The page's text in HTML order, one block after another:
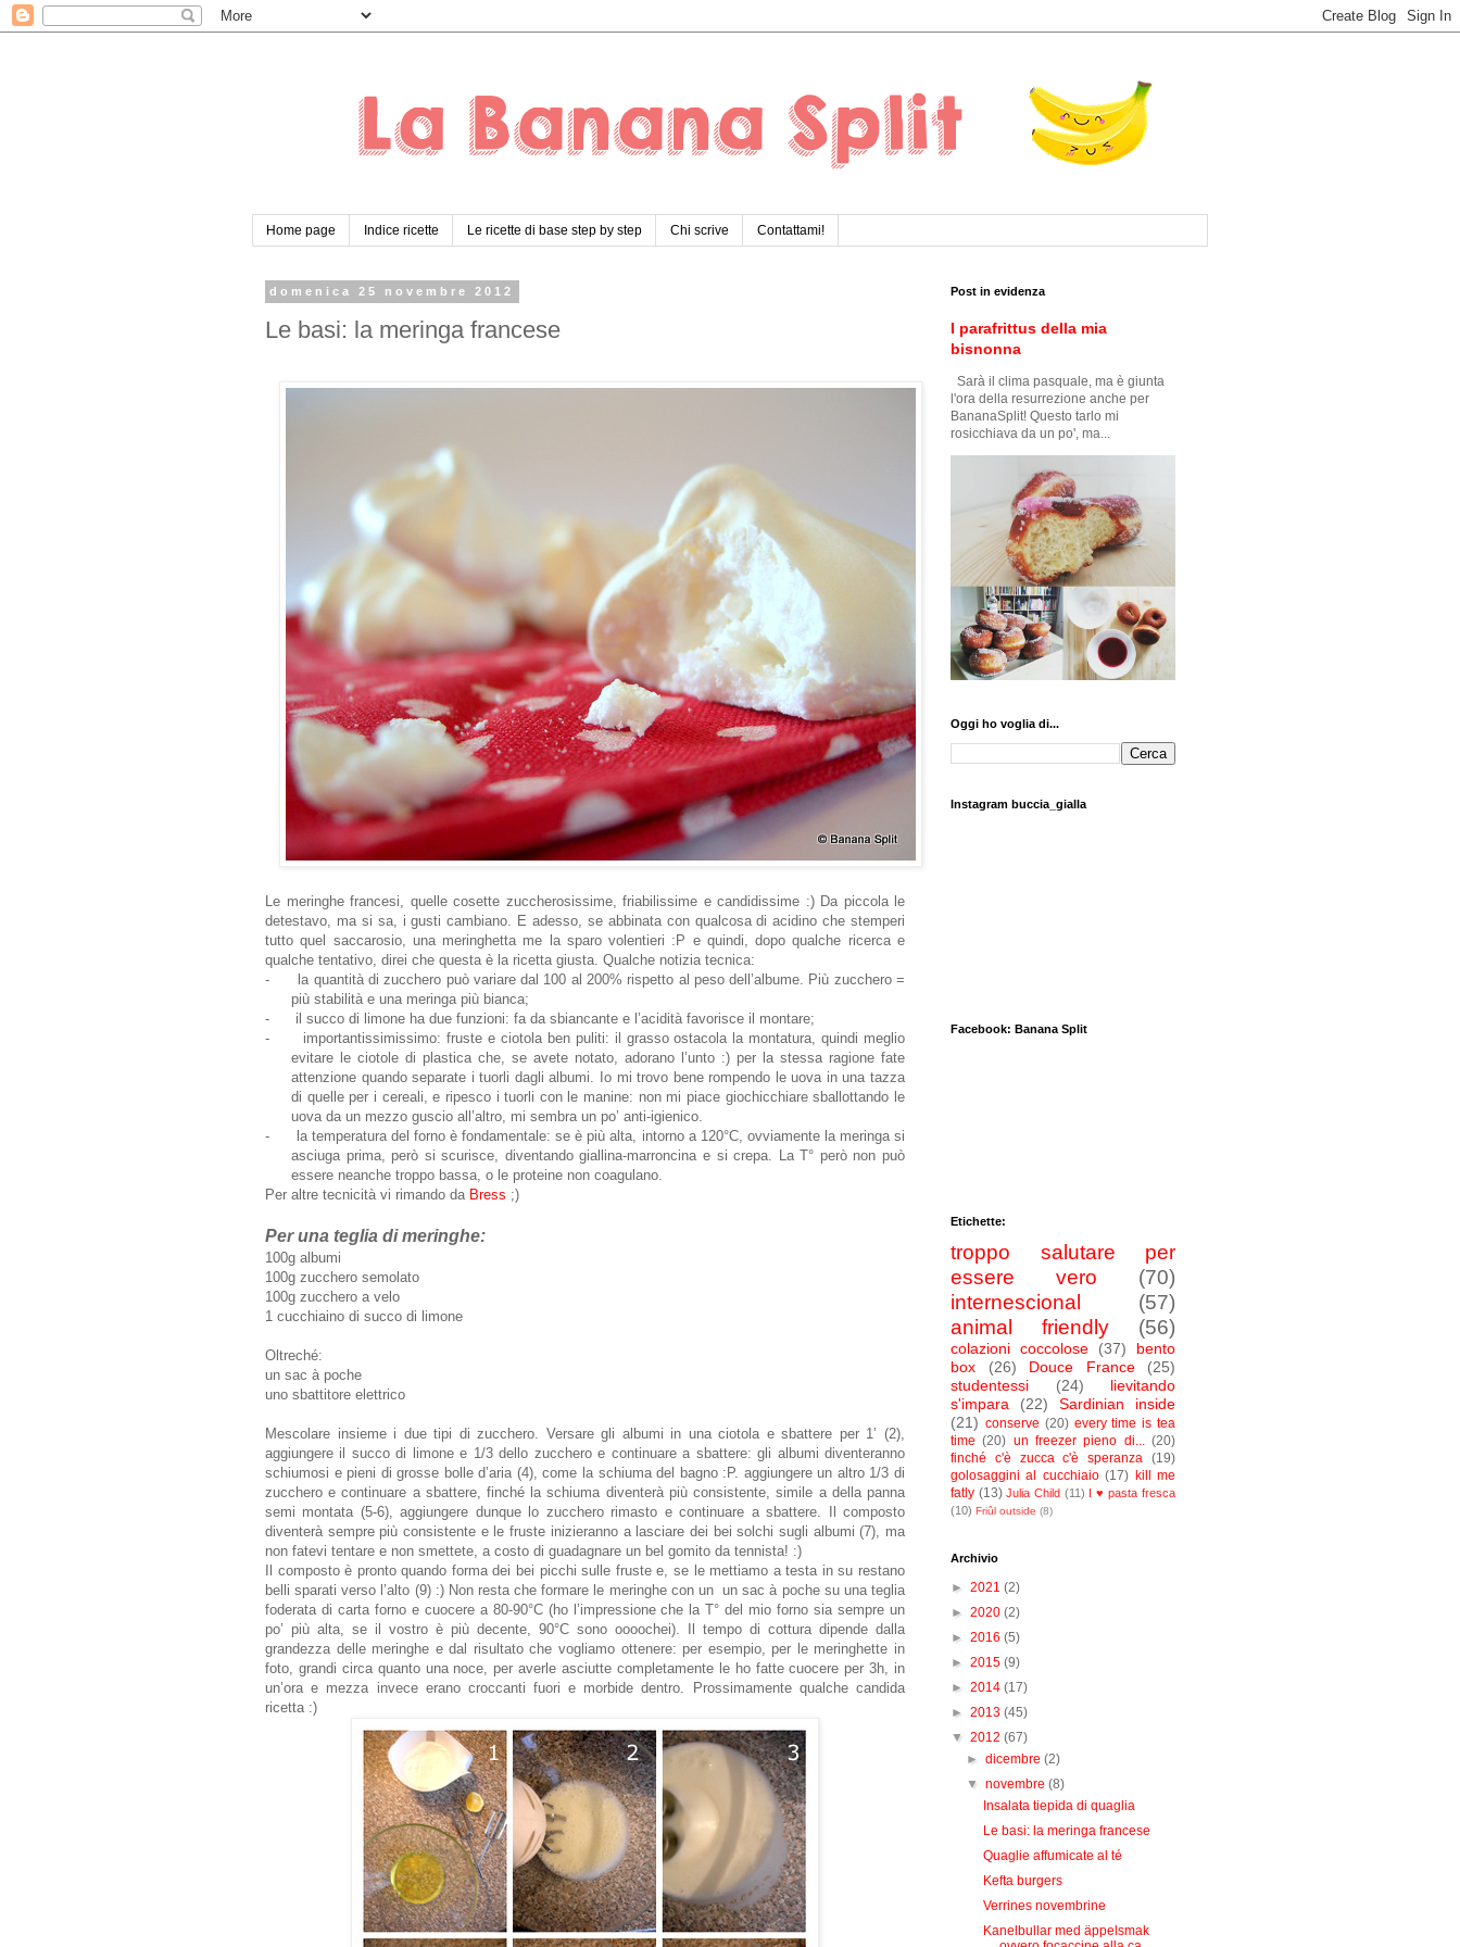
Home page Indice ricette Le ricette di base step by step Chi scrive Contattami!
domenica 25 novembre 2012
Le basi: la meringa francese
Le meringhe francesi, quelle cosette zuccherosissime, friabilissime e candidissime :) Da piccola le
detestavo, ma si sa, i gusti cambiano. E adesso, se abbinata con qualcosa di acidino che stemperi
tutto quel saccarosio, una meringhetta me la sparo volentieri :P e quindi, dopo qualche ricerca e
qualche tentativo, direi che questa è la ricetta giusta. Qualche notizia tecnica:
-
la quantità di zucchero può variare dal 100 al 200% rispetto al peso dell’albume. Più zucchero =
più stabilità e una meringa più bianca;
-
il succo di limone ha due funzioni: fa da sbiancante e l’acidità favorisce il montare;
-
importantissimissimo: fruste e ciotola ben puliti: il grasso ostacola la montatura, quindi meglio
evitare le ciotole di plastica che, se avete notato, adorano l’unto :) per la stessa ragione fate
attenzione quando separate i tuorli dagli albumi. Io mi trovo bene rompendo le uova in una tazza
di quelle per i cereali, e ripesco i tuorli con le manine: non mi piace giochicchiare sballottando le
uova da un mezzo guscio all’altro, mi sembra un po’ anti-igienico.
-
la temperatura del forno è fondamentale: se è più alta, intorno a 120°C, ovviamente la meringa si
asciuga prima, però si scurisce, diventando giallina-marroncina e si crepa. La T° però non può
essere neanche troppo bassa, o le proteine non coagulano.
Per altre tecnicità vi rimando da Bress ;)
Per una teglia di meringhe:
100g albumi
100g zucchero semolato
100g zucchero a velo
1 cucchiaino di succo di limone
Oltreché:
un sac à poche
uno sbattitore elettrico
Mescolare insieme i due tipi di zucchero. Versare gli albumi in una ciotola e sbattere per 1’ (2),
aggiungere il succo di limone e 1/3 dello zucchero e continuare a sbattere: gli albumi diventeranno
schiumosi e pieni di grosse bolle d’aria (4), come la schiuma del bagno :P. aggiungere un altro 1/3 di
zucchero e continuare a sbattere, finché la schiuma diventerà più consistente, simile a della panna
semi montata (5-6), aggiungere dunque lo zucchero rimasto e continuare a sbattere. Il composto
diventerà sempre più consistente e le fruste inizieranno a lasciare dei bei solchi sugli albumi (7), ma
non fatevi tentare e non smettete, a costo di guadagnare un bel gomito da tennista! :)
Il composto è pronto quando forma dei bei picchi sulle fruste e, se le mettiamo a testa in su restano
belli sparati verso l’alto (9) :) Non resta che formare le meringhe con un un sac à pochesu una teglia
foderata di carta forno e cuocere a 80-90°C (ho l’impressione che la T° del mio forno sia sempre un
po’ più alta, se il vostro è più decente, 90°C sono oooochei). Il tempo di cottura dipende dalla
grandezza delle meringhe e dal risultato che vogliamo ottenere: per esempio, per le meringhette in
foto, grandi circa quanto una noce, per averle asciutte completamente le ho fatte cuocere per 3h, in
un’ora e mezza invece erano croccanti fuori e morbide dentro. Prossimamente qualche candida
ricetta :)
Post in evidenza
I parafrittus della mia
bisnonna
Sarà il clima pasquale, ma è giunta
l'ora della resurrezione anche per
BananaSplit! Questo tarlo mi
rosicchiava da un po', ma...
Oggi ho voglia di...
Instagram buccia_gialla
Facebook: Banana Split
Etichette:
troppo salutare per
essere vero
(70)
internescional
(57)
animal friendly
(56)
colazioni coccolose (37)
bento
box
(26) Douce France
(25)
studentessi
(24)
lievitando
s'impara
(22)
Sardinian inside
(21) conserve (20) every time is tea
time (20) un freezer pieno di... (20)
finché c'è zucca c'è speranza (19)
golosaggini al cucchiaio (17) kill me
fatly (13) Julia Child (11)
I ♥ pasta fresca
(10) Friûl outside (8)
Archivio
► 2021 (2)
► 2020 (2)
► 2016 (5)
► 2015 (9)
► 2014 (17)
► 2013 (45)
▼ 2012 (67)
►dicembre(2)
▼novembre(8)
Insalata tiepida di quaglia
Le basi: la meringa francese
Quaglie affumicate al té
Kefta burgers
Verrines novembrine
Kanelbullar med äppelsmak